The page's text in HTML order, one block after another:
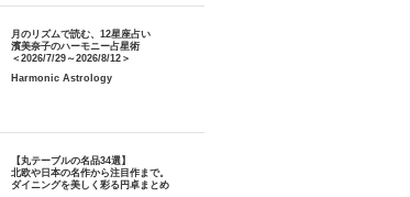
月のリズムで読む、12星座占い
濱美奈子のハーモニー占星術
＜2026/7/29～2026/8/12＞
Harmonic Astrology
【丸テーブルの名品34選】
北欧や日本の名作から注目作まで。
ダイニングを美しく彩る円卓まとめ